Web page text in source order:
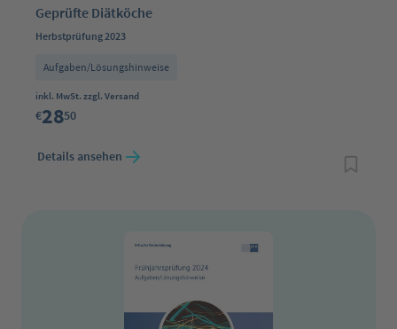
Geprüfte Diätköche
Herbstprüfung 2023
Aufgaben/Lösungshinweise
Regulärer Preis:
inkl. MwSt. zzgl. Versand
€2850
Details ansehen